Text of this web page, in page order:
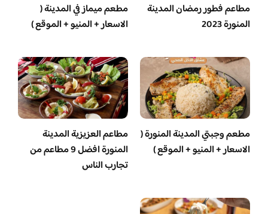
مطاعم فطور رمضان المدينة
المنورة 2023
مطعم ميماز في المدينة (
الاسعار + المنيو + الموقع )
مطعم وجبتي المدينة المنورة (
الاسعار + المنيو + الموقع )
مطاعم العزيزية المدينة
المنورة افضل 9 مطاعم من
تجارب الناس